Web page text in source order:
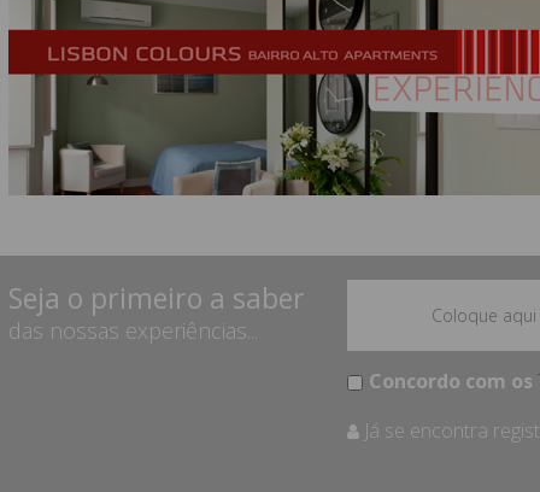
Seja o primeiro a saber
das nossas experiências...
Concordo com os
Já se encontra